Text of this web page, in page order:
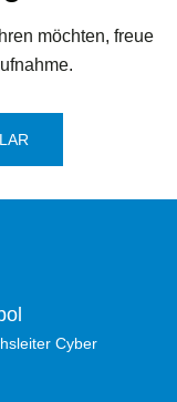
möchten, freue
Cyber